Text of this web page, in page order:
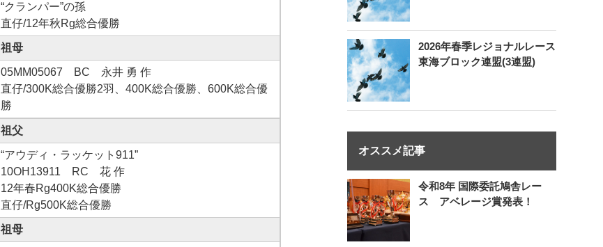
“クランパー”の孫
直仔/12年秋Rg総合優勝
祖母
05MM05067 BC 永井 勇 作
直仔/300K総合優勝2羽、400K総合優勝、600K総合優
勝
祖父
“アウディ・ラッケット911”
10OH13911 RC 花 作
12年春Rg400K総合優勝
直仔/Rg500K総合優勝
祖母
2026年春季レジョナルレース
東海ブロック連盟(3連盟)
オススメ記事
令和8年 国際委託鳩舎レー
ス アベレージ賞発表！